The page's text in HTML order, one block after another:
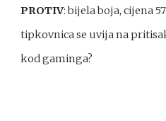
PROTIV: bijela boja, cijena
tipkovnica se uvija na
kod gaminga?